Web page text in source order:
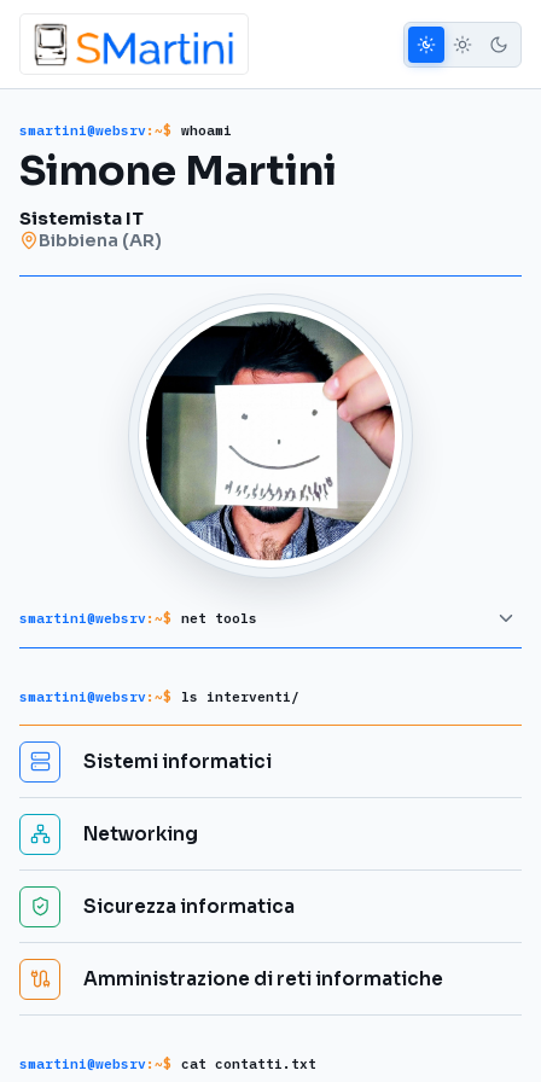
smartini@websrv:~$ whoami
Simone Martini
Sistemista IT
Bibbiena (AR)
smartini@websrv:~$ net tools
smartini@websrv:~$ ls interventi/
Sistemi informatici
Networking
Sicurezza informatica
Amministrazione di reti informatiche
smartini@websrv:~$ cat contatti.txt